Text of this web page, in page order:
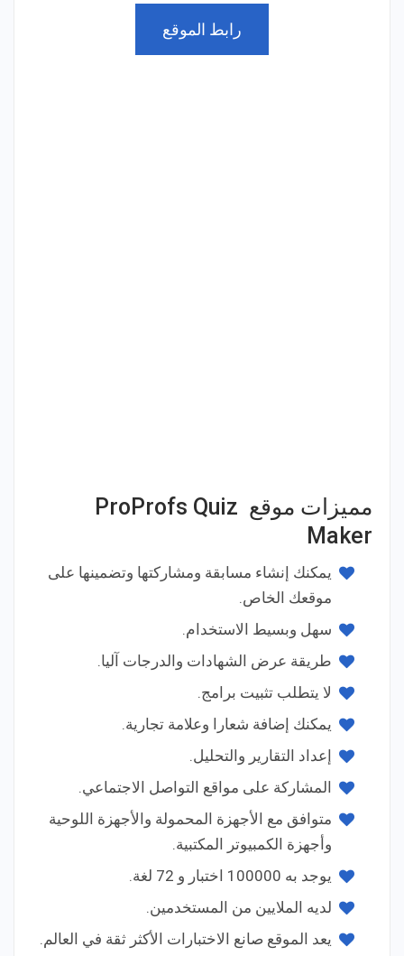
رابط الموقع
مميزات موقع ProProfs Quiz
Maker
يمكنك إنشاء مسابقة ومشاركتها وتضمينها على
موقعك الخاص.
سهل وبسيط الاستخدام.
طريقة عرض الشهادات والدرجات آليا.
لا يتطلب تثبيت برامج.
يمكنك إضافة شعارا وعلامة تجارية.
إعداد التقارير والتحليل.
المشاركة على مواقع التواصل الاجتماعي.
متوافق مع الأجهزة المحمولة والأجهزة اللوحية
وأجهزة الكمبيوتر المكتبية.
يوجد به 100000 اختبار و 72 لغة.
لديه الملايين من المستخدمين.
يعد الموقع صانع الاختبارات الأكثر ثقة في العالم.